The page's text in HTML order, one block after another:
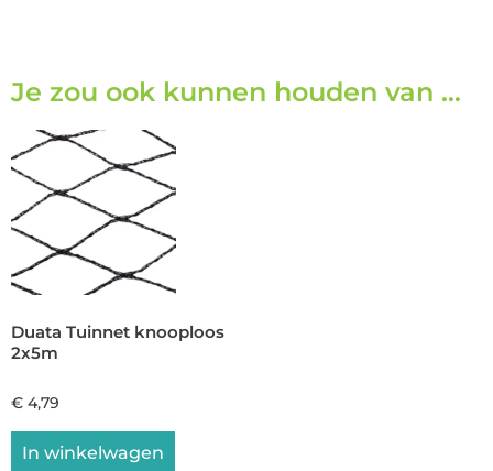
Je zou ook kunnen houden van …
Duata Tuinnet knooploos
2x5m
€ 4,79
In winkelwagen